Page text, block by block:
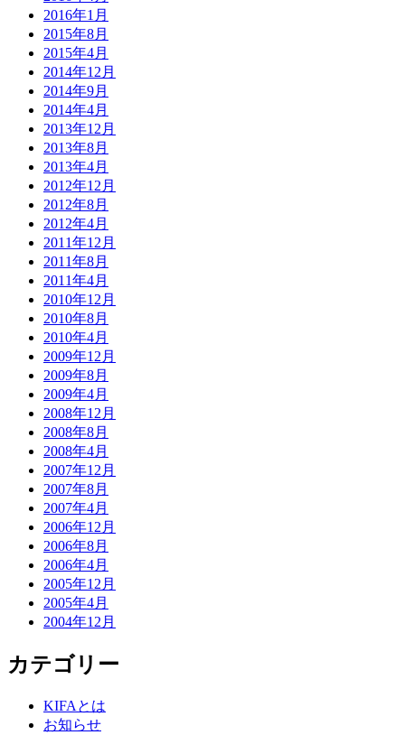
2016年1月
2015年8月
2015年4月
2014年12月
2014年9月
2014年4月
2013年12月
2013年8月
2013年4月
2012年12月
2012年8月
2012年4月
2011年12月
2011年8月
2011年4月
2010年12月
2010年8月
2010年4月
2009年12月
2009年8月
2009年4月
2008年12月
2008年8月
2008年4月
2007年12月
2007年8月
2007年4月
2006年12月
2006年8月
2006年4月
2005年12月
2005年4月
2004年12月
カテゴリー
KIFAとは
お知らせ